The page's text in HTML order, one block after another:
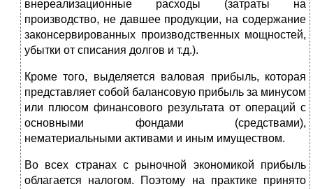
внереализационные расходы (затраты на
производство, не давшее продукции, на содержание
законсервированных производственных мощностей,
убытки от списания долгов и т.д.).
Кроме того, выделяется валовая прибыль, которая
представляет собой балансовую прибыль за минусом
или плюсом финансового результата от операций с
основными фондами (средствами),
нематериальными активами и иным имуществом.
Во всех странах с рыночной экономикой прибыль
облагается налогом. Поэтому на практике принято